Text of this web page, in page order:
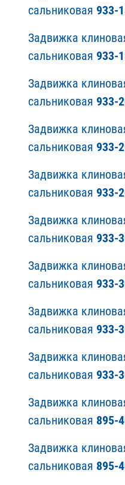
сальниковая 933-
Задвижка
сальниковая 933-
Задвижка
сальниковая 933-
Задвижка
сальниковая 933-
Задвижка
сальниковая 933-
Задвижка
сальниковая 933-
Задвижка
сальниковая 933-
Задвижка
сальниковая 933-
Задвижка
сальниковая 933-
Задвижка
сальниковая 895-
Задвижка
сальниковая 895-